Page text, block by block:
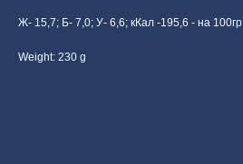
Ж- 15,7; Б- 7,0; У- 6,6; кКал -195,6 - на 100гр
Weight: 230 g